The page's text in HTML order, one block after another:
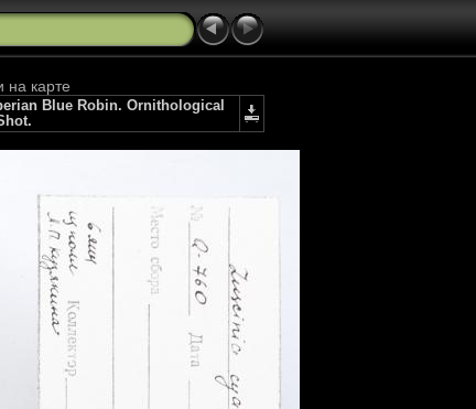
на карте
Blue Robin. Ornithological